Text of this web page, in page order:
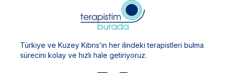
Türkiye ve Kuzey Kıbrıs’ın her ilindeki terapistleri bulma
sürecini kolay ve hızlı hale getiriyoruz.